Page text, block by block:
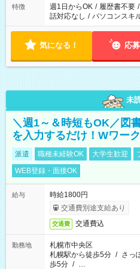
特徴 週1日からOK / 履歴書不要 /
話対応なし / パソコンスキ
気になる！ 応
未
＼週1～＆時短もOK／図
を入力するだけ！Wワー
派遣 職種未経験OK 大学生歓迎
WEB登録・面接OK
給与
時給1800円
交通費別途支給あり
交通費 交通費込
勤務地
札幌市中央区
札幌駅から徒歩5分 / さっ
歩5分 / …